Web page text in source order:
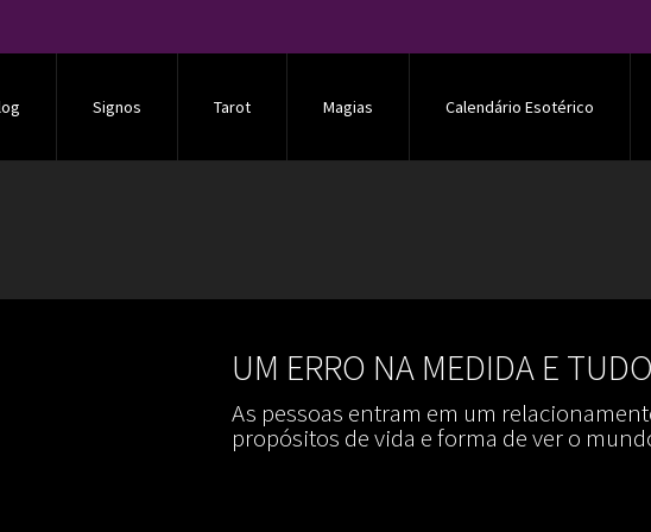
Signos Tarot Magias Calendário Esotérico
UM ERRO NA MEDIDA E
As pessoas entram em um
propósitos de vida e forma de ver o